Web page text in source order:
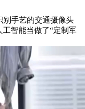
手艺的交通摄像头
智能当做了“定制军